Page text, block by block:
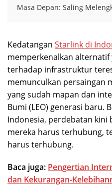
Masa Depan: Saling
Kedatangan Starlink di
memperkenalkan
terhadap infrastruktur
memunculkan persaingan
yang sudah mapan dan
Bumi (LEO) generasi baru.
Indonesia, perdebatan kini
mereka harus terhubung,
harus terhubung.
Baca juga: Pengertian
dan Kekurangan-